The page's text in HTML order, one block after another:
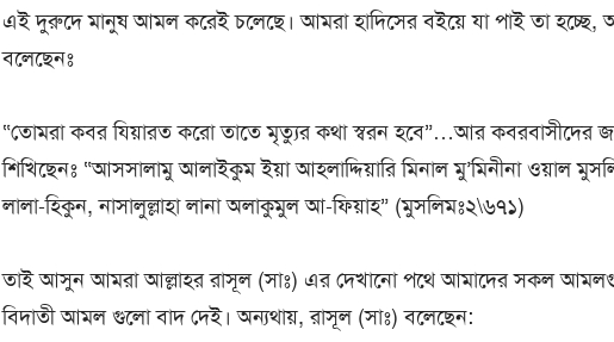
এই দুরুদে মানুষ আমল করেই চলেছে। আমরা হাদিসের বইয়ে যা পাই তা হচ্ছে,
বলেছেনঃ
“তোমরা কবর যিয়ারত করো তাতে মৃত্যুর কথা স্বরন হবে”…আর কবরবাসীদের
শিখিছেনঃ “আসসালামু আলাইকুম ইয়া আহলাদ্দিয়ারি মিনাল মু’মিনীনা ওয়াল
লালা-হিকুন, নাসালুল্লাহা লানা অলাকুমুল আ-ফিয়াহ” (মুসলিমঃ২\৬৭১)
তাই আসুন আমরা আল্লাহর রাসূল (সাঃ) এর দেখানো পথে আমাদের সকল
বিদাতী আমল গুলো বাদ দেই। অন্যথায়, রাসূল (সাঃ) বলেছেন: